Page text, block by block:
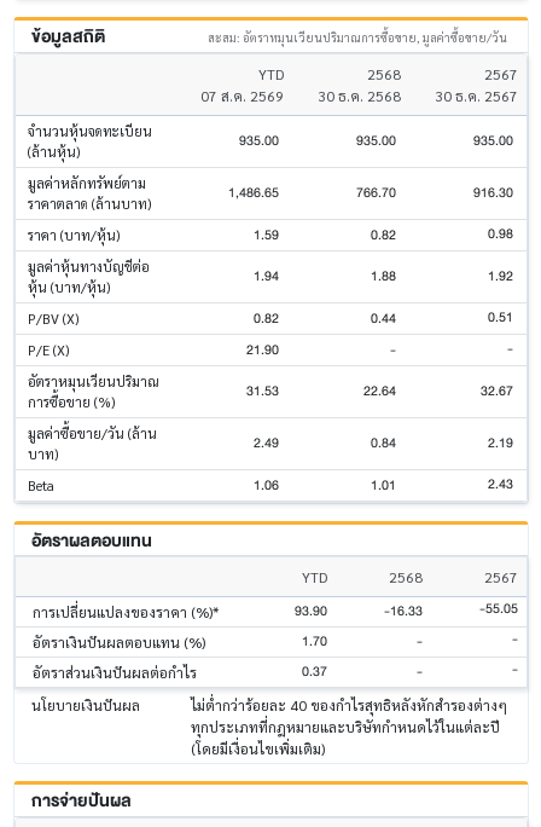
ข้อมูลสถิติ สะสม: อัตราหมุนเวียนปริมาณการซื้อขาย, มูลค่าซื้อขาย/วัน
YTD
07 ส.ค. 2569
2568
30 ธ.ค. 2568
2567
30 ธ.ค. 2567
จำนวนหุ้นจดทะเบียน
(ล้านหุ้น)
935.00 935.00 935.00
มูลค่าหลักทรัพย์ตาม
ราคาตลาด (ล้านบาท)
1,486.65 766.70 916.30
ราคา (บาท/หุ้น) 1.59 0.82 0.98
มูลค่าหุ้นทางบัญชีต่อ
หุ้น (บาท/หุ้น)
1.94 1.88 1.92
P/BV (X) 0.82 0.44 0.51
P/E (X) 21.90 - -
อัตราหมุนเวียนปริมาณ
การซื้อขาย (%)
31.53 22.64 32.67
มูลค่าซื้อขาย/วัน (ล้าน
บาท)
2.49 0.84 2.19
Beta 1.06 1.01 2.43
อัตราผลตอบแทน
YTD 2568
2567
การเปลี่ยนแปลงของราคา (%)*
93.90 -16.33 -55.05
อัตราเงินปันผลตอบแทน (%) 1.70 - -
อัตราส่วนเงินปันผลต่อกำไร 0.37 - -
นโยบายเงินปันผล
ไม่ต่ำกว่าร้อยละ 40 ของกำไรสุทธิหลังหักสำรองต่างๆ
ทุกประเภทที่กฎหมายและบริษัทกำหนดไว้ในแต่ละปี
(โดยมีเงื่อนไขเพิ่มเติม)
การจ่ายปันผล